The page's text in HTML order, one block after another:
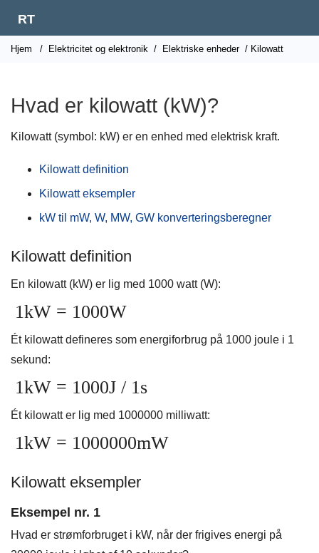
RT
Hjem / Elektricitet og elektronik / Elektriske enheder / Kilowatt
Hvad er kilowatt (kW)?
Kilowatt (symbol: kW) er en enhed med elektrisk kraft.
Kilowatt definition
Kilowatt eksempler
kW til mW, W, MW, GW konverteringsberegner
Kilowatt definition
En kilowatt (kW) er lig med 1000 watt (W):
1kW = 1000W
Ét kilowatt defineres som energiforbrug på 1000 joule i 1
sekund:
1kW = 1000J / 1s
Ét kilowatt er lig med 1000000 milliwatt:
1kW = 1000000mW
Kilowatt eksempler
Eksempel nr. 1
Hvad er strømforbruget i kW, når der frigives energi på